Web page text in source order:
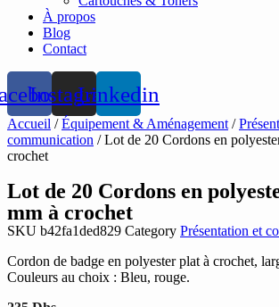
À propos
Blog
Contact
InstagramLinkedin
Accueil /Équipement & Aménagement /
communication / Lot de 20 Cordons en
crochet
Lot de 20 Cordons en
mm à crochet
SKU b42fa1ded829 Category Présentation et
Cordon de badge en polyester plat à crochet,
Couleurs au choix : Bleu, rouge.